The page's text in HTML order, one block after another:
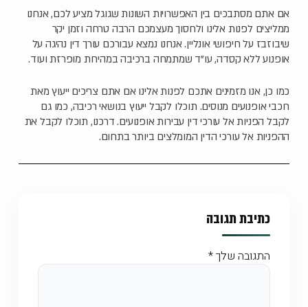
אם אתם מסתבכים בין האפשרויות השונות שגוגל מציע לכם, אנחנו
ממליצים לפנות אלינו ולחסוך מעצמכם הרבה טרחה וזמן יקר
שיבוזבז על חיפושי אונליין. אנחנו נמצא עבורכם עורך דין נהיגה על
אופנוע ללא קסדה, עו"ד שמתמחה ברכיבה במהירות מופרזת ועוד.
כמו כן, אנו מזמינים אתכם לפנות אלינו אם אתם צריכים ייעוץ מאת
רוכבי אופנועים מנוסים. תוכלו לקבל ייעוץ בנושאי רכיבה, כמו גם
לקבל הפניות אל עורכי דין עבירות אופנועים. דרכנו, תוכלו לקבל את
ההפניות אל עורכי הדין המומלצים ביותר בתחום.
כתיבת תגובה
התגובה שלך*